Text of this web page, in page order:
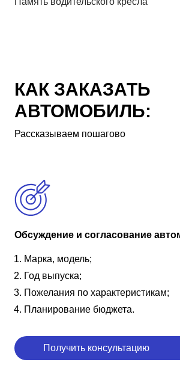
КАК ЗАКАЗАТЬ
АВТОМОБИЛЬ:
Рассказываем пошагово
Обсуждение и согласование
Марка, модель;
Год выпуска;
Пожелания по характеристикам;
Планирование бюджета.
Получить консультацию